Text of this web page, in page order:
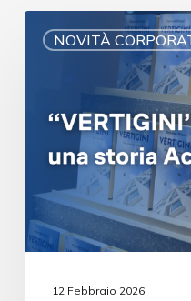
NOVITÀ
12 Febbraio 2026